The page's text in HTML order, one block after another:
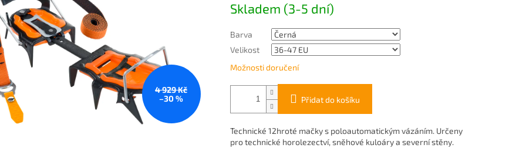
hvězdiček.
4 929 Kč
–30 %
cena:
Skladem (3-5 dní)
Barva
Velikost
Možnosti doručení
Přidat do košíku
Technické 12hroté mačky s poloautomatickým vázáním. Určeny
pro technické horolezectví, sněhové kuloáry a severní stěny.